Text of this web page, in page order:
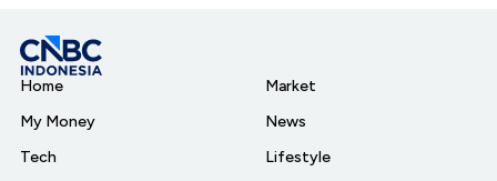
Home
My Money
Tech
Market
News
Lifestyle